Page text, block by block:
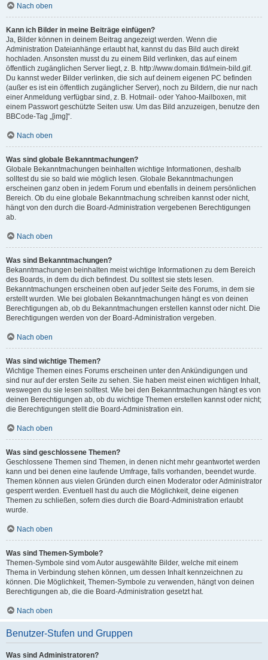
Nach oben
Kann ich Bilder in meine Beiträge einfügen?
Ja, Bilder können in deinem Beitrag angezeigt werden. Wenn die
Administration Dateianhänge erlaubt hat, kannst du das Bild auch direkt
hochladen. Ansonsten musst du zu einem Bild verlinken, das auf einem
öffentlich zugänglichen Server liegt, z. B. http://www.domain.tld/mein-bild.gif.
Du kannst weder Bilder verlinken, die sich auf deinem eigenen PC befinden
(außer es ist ein öffentlich zugänglicher Server), noch zu Bildern, die nur nach
einer Anmeldung verfügbar sind, z. B. Hotmail- oder Yahoo-Mailboxen, mit
einem Passwort geschützte Seiten usw. Um das Bild anzuzeigen, benutze den
BBCode-Tag „[img]“.
Nach oben
Was sind globale Bekanntmachungen?
Globale Bekanntmachungen beinhalten wichtige Informationen, deshalb
solltest du sie so bald wie möglich lesen. Globale Bekanntmachungen
erscheinen ganz oben in jedem Forum und ebenfalls in deinem persönlichen
Bereich. Ob du eine globale Bekanntmachung schreiben kannst oder nicht,
hängt von den durch die Board-Administration vergebenen Berechtigungen
ab.
Nach oben
Was sind Bekanntmachungen?
Bekanntmachungen beinhalten meist wichtige Informationen zu dem Bereich
des Boards, in dem du dich befindest. Du solltest sie stets lesen.
Bekanntmachungen erscheinen oben auf jeder Seite des Forums, in dem sie
erstellt wurden. Wie bei globalen Bekanntmachungen hängt es von deinen
Berechtigungen ab, ob du Bekanntmachungen erstellen kannst oder nicht. Die
Berechtigungen werden von der Board-Administration vergeben.
Nach oben
Was sind wichtige Themen?
Wichtige Themen eines Forums erscheinen unter den Ankündigungen und
sind nur auf der ersten Seite zu sehen. Sie haben meist einen wichtigen Inhalt,
weswegen du sie lesen solltest. Wie bei den Bekanntmachungen hängt es von
deinen Berechtigungen ab, ob du wichtige Themen erstellen kannst oder nicht;
die Berechtigungen stellt die Board-Administration ein.
Nach oben
Was sind geschlossene Themen?
Geschlossene Themen sind Themen, in denen nicht mehr geantwortet werden
kann und bei denen eine laufende Umfrage, falls vorhanden, beendet wurde.
Themen können aus vielen Gründen durch einen Moderator oder Administrator
gesperrt werden. Eventuell hast du auch die Möglichkeit, deine eigenen
Themen zu schließen, sofern dies durch die Board-Administration erlaubt
wurde.
Nach oben
Was sind Themen-Symbole?
Themen-Symbole sind vom Autor ausgewählte Bilder, welche mit einem
Thema in Verbindung stehen können, um dessen Inhalt kennzeichnen zu
können. Die Möglichkeit, Themen-Symbole zu verwenden, hängt von deinen
Berechtigungen ab, die die Board-Administration gesetzt hat.
Nach oben
Benutzer-Stufen und Gruppen
Was sind Administratoren?